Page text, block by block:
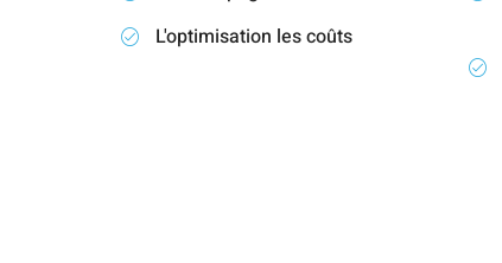
L'optimisation les coûts